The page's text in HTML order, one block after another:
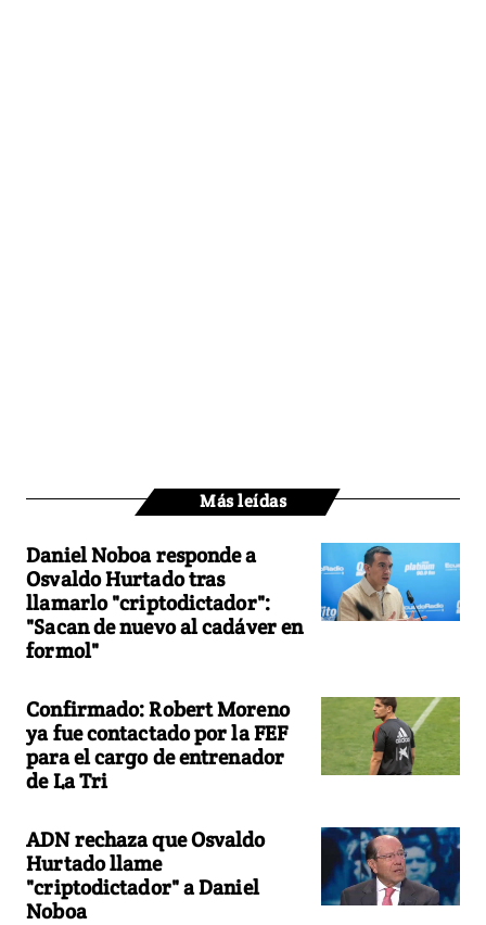
Más leídas
Daniel Noboa responde a
Osvaldo Hurtado tras
llamarlo "criptodictador":
"Sacan de nuevo al cadáver en
formol"
Confirmado: Robert Moreno
ya fue contactado por la FEF
para el cargo de entrenador
de La Tri
ADN rechaza que Osvaldo
Hurtado llame
"criptodictador" a Daniel
Noboa